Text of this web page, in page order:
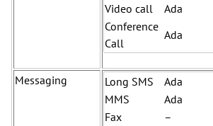
Video call
Ada
Conference
Call
Ada
Messaging Long SMS
Ada
MMS
Ada
Fax
–